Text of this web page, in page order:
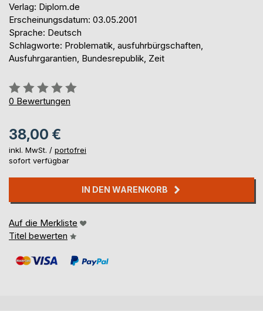
Verlag: Diplom.de
Erscheinungsdatum: 03.05.2001
Sprache: Deutsch
Schlagworte: Problematik, ausfuhrbürgschaften,
Ausfuhrgarantien, Bundesrepublik, Zeit
Bewertung::
0%
0 Bewertungen
38,00 €
inkl. MwSt. / portofrei
sofort verfügbar
IN DEN WARENKORB
Auf die Merkliste
Titel bewerten